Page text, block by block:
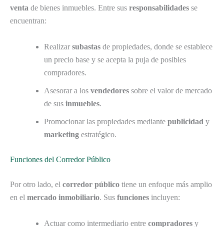
venta de bienes inmuebles. Entre sus responsabilidades se
encuentran:
Realizar subastas de propiedades, donde se establece
un precio base y se acepta la puja de posibles
compradores.
Asesorar a los vendedores sobre el valor de mercado
de sus inmuebles.
Promocionar las propiedades mediante publicidad y
marketing estratégico.
Funciones del Corredor Público
Por otro lado, el corredor público tiene un enfoque más amplio
en el mercado inmobiliario. Sus funciones incluyen:
Actuar como intermediario entre compradores y